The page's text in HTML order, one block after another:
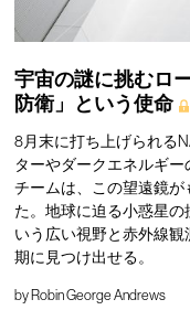
宇宙の謎に挑むロ
防衛」という使命
8月末に打ち上げられる
ターやダークエネルギ
チームは、この望遠鏡
た。地球に迫る小惑星の
いう広い視野と赤外線
期に見つけ出せる。
by Robin George Andrews